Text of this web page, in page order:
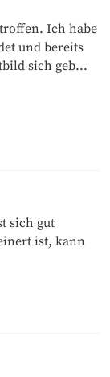
Ich habe
und bereits
sich geb...
sich gut
ist, kann